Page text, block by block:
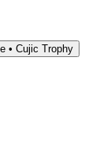
• Cujic Trophy